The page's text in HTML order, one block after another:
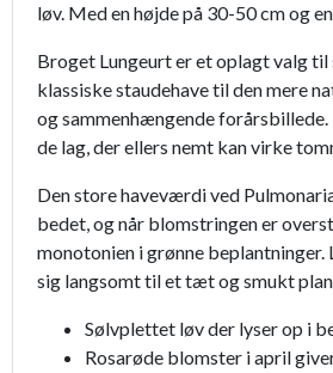
løv. Med en højde på 30-50 cm og
Broget Lungeurt er et oplagt valg
klassiske staudehave til den mere
og sammenhængende
de lag, der ellers nemt kan virke
Den store haveværdi ved
bedet, og når blomstringen er
monotonien i grønne
sig langsomt til et tæt og smukt
Sølvplettet løv der lyser op i
Rosarøde blomster i april